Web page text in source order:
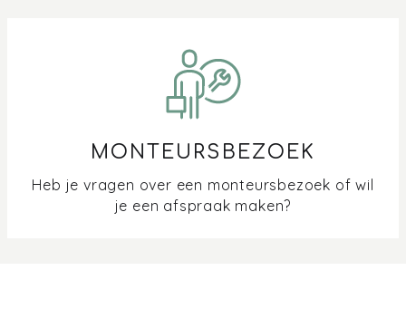
MONTEURSBEZOEK
Heb je vragen over een monteursbezoek of wil
je een afspraak maken?